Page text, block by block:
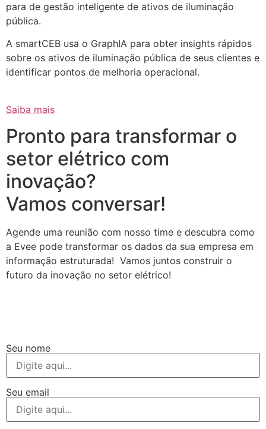
para de gestão inteligente de ativos de iluminação
pública.
A smartCEB usa o GraphIA para obter insights rápidos
sobre os ativos de iluminação pública de seus clientes e
identificar pontos de melhoria operacional.
Saiba mais
Pronto para transformar o
setor elétrico com
inovação?
Vamos conversar!
Agende uma reunião com nosso time e descubra como
a Evee pode transformar os dados da sua empresa em
informação estruturada! Vamos juntos construir o
futuro da inovação no setor elétrico!
Seu nome
Seu email